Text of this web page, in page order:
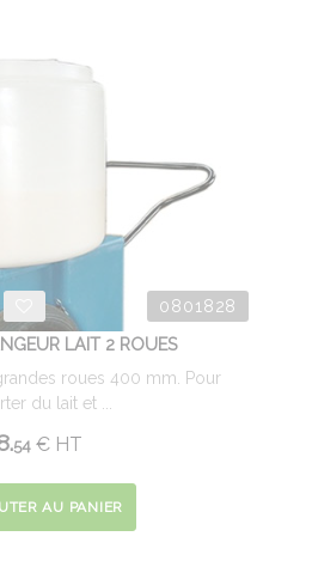
0801828
LAIT 2 ROUES
roues 400 mm. Pour
du lait et ...
54 €HT
AU PANIER